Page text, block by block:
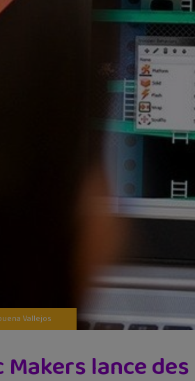
Vallejos
Makers lance